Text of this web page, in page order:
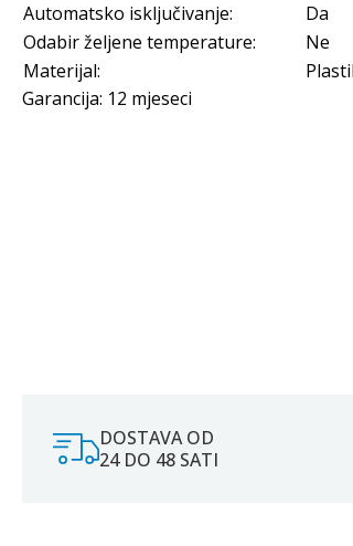
Automatsko isključivanje:
Da
Odabir željene temperature:
Ne
Materijal:
Garancija: 12 mjeseci
DOSTAVA OD
24 DO 48 SATI